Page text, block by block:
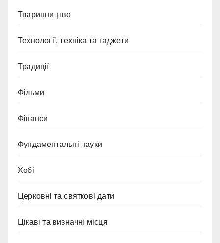
Тваринництво
Технології, техніка та гаджети
Традиції
Фільми
Фінанси
Фундаментальні науки
Хобі
Церковні та святкові дати
Цікаві та визначні місця